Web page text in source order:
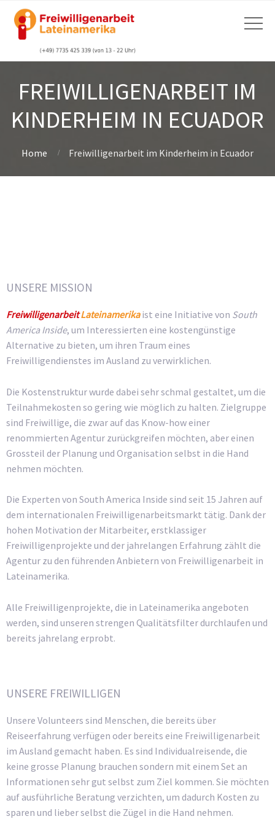
FREIWILLIGENARBEIT IM
KINDERHEIM IN ECUADOR
Home Freiwilligenarbeit im Kinderheim in Ecuador
UNSERE MISSION
FreiwilligenarbeitLateinamerikaist eine Initiative von South
America Inside, um Interessierten eine kostengünstige
Alternative zu bieten, um ihren Traum eines
Freiwilligendienstes im Ausland zu verwirklichen.
Die Kostenstruktur wurde dabei sehr schmal gestaltet, um die
Teilnahmekosten so gering wie möglich zu halten. Zielgruppe
sind Freiwillige, die zwar auf das Know-how einer
renommierten Agentur zurückgreifen möchten, aber einen
Grossteil der Planung und Organisation selbst in die Hand
nehmen möchten.
Die Experten von South America Inside sind seit 15 Jahren auf
dem internationalen Freiwilligenarbeitsmarkt tätig. Dank der
hohen Motivation der Mitarbeiter, erstklassiger
Freiwilligenprojekte und der jahrelangen Erfahrung zählt die
Agentur zu den führenden Anbietern von Freiwilligenarbeit in
Lateinamerika.
Alle Freiwilligenprojekte, die in Lateinamerika angeboten
werden, sind unseren strengen Qualitätsfilter durchlaufen und
bereits jahrelang erprobt.
UNSERE FREIWILLIGEN
Unsere Volunteers sind Menschen, die bereits über
Reiseerfahrung verfügen oder bereits eine Freiwilligenarbeit
im Ausland gemacht haben. Es sind Individualreisende, die
keine grosse Planung brauchen sondern mit einem Set an
Informationen sehr gut selbst zum Ziel kommen. Sie möchten
auf ausführliche Beratung verzichten, um dadurch Kosten zu
sparen und lieber selbst die Zügel in die Hand nehmen.